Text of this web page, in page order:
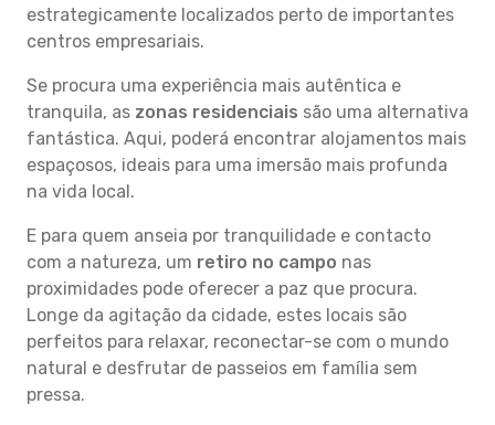
estrategicamente localizados perto de importantes
centros empresariais.
Se procura uma experiência mais autêntica e
tranquila, as zonas residenciais são uma alternativa
fantástica. Aqui, poderá encontrar alojamentos mais
espaçosos, ideais para uma imersão mais profunda
na vida local.
E para quem anseia por tranquilidade e contacto
com a natureza, um retiro no campo nas
proximidades pode oferecer a paz que procura.
Longe da agitação da cidade, estes locais são
perfeitos para relaxar, reconectar-se com o mundo
natural e desfrutar de passeios em família sem
pressa.